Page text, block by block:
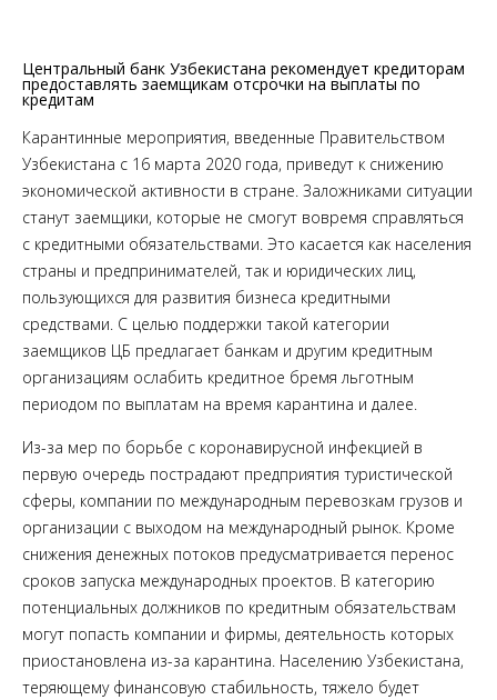
Центральный банк Узбекистана рекомендует кредиторам
предоставлять заемщикам отсрочки на выплаты по
кредитам
Карантинные мероприятия, введенные Правительством
Узбекистана с 16 марта 2020 года, приведут к снижению
экономической активности в стране. Заложниками ситуации
станут заемщики, которые не смогут вовремя справляться
с кредитными обязательствами. Это касается как населения
страны и предпринимателей, так и юридических лиц,
пользующихся для развития бизнеса кредитными
средствами. С целью поддержки такой категории
заемщиков ЦБ предлагает банкам и другим кредитным
организациям ослабить кредитное бремя льготным
периодом по выплатам на время карантина и далее.
Из-за мер по борьбе с коронавирусной инфекцией в
первую очередь пострадают предприятия туристической
сферы, компании по международным перевозкам грузов и
организации с выходом на международный рынок. Кроме
снижения денежных потоков предусматривается перенос
сроков запуска международных проектов. В категорию
потенциальных должников по кредитным обязательствам
могут попасть компании и фирмы, деятельность которых
приостановлена из-за карантина. Населению Узбекистана,
теряющему финансовую стабильность, тяжело будет